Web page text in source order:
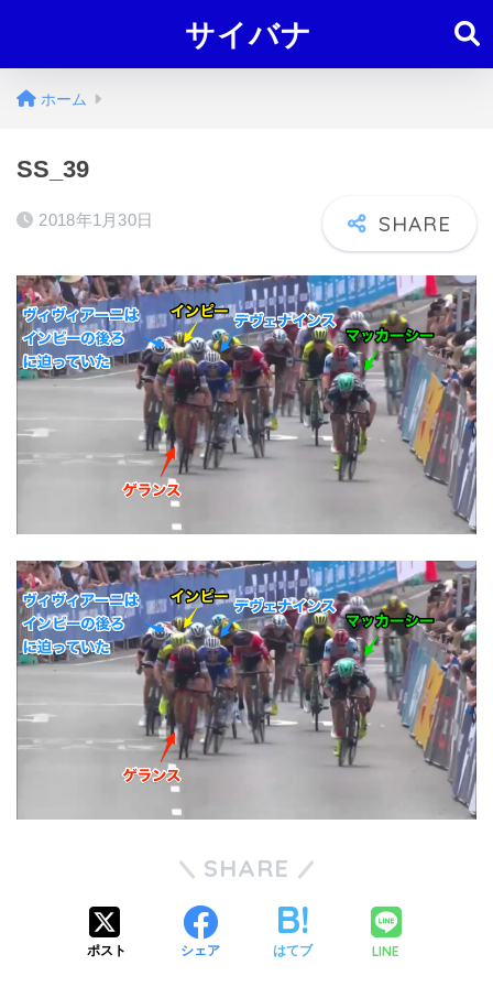
サイバナ
ホーム
SS_39
2018年1月30日
SHARE
ポスト シェア はてブ LINE